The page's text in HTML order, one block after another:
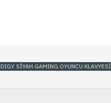
SİYAH GAMING OYUNCU KLAVYESİ